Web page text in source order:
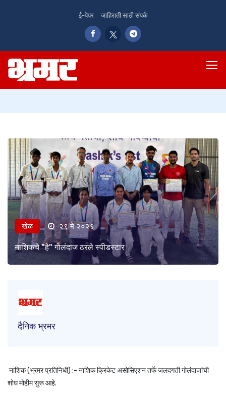
ई-पेपर जाहिराती साठी संपर्क
खेळ २९ मे २०२६
नाशिकचे "हे" गोलंदाज ठरले स्पीडस्टार
दैनिक भ्रमर
नाशिक (भ्रमर प्रतिनिधी) :- नाशिक क्रिकेट असोसिएशन तर्फे जलदगती गोलंदाजांची
शोध मोहीम सुरू आहे.